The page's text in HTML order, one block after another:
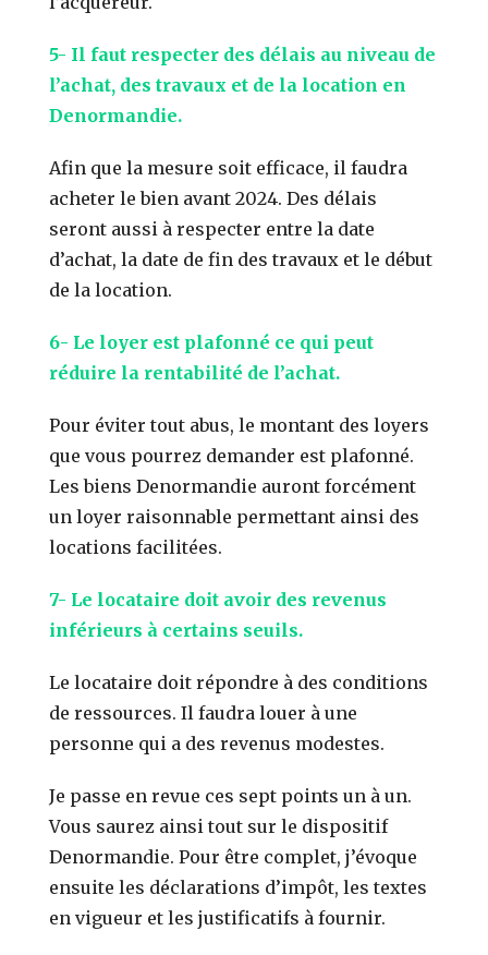
5- Il faut respecter des délais au niveau de
l’achat, des travaux et de la location en
Denormandie.
Afin que la mesure soit efficace, il faudra
acheter le bien avant 2024. Des délais
seront aussi à respecter entre la date
d’achat, la date de fin des travaux et le début
de la location.
6- Le loyer est plafonné ce qui peut
réduire la rentabilité de l’achat.
Pour éviter tout abus, le montant des loyers
que vous pourrez demander est plafonné.
Les biens Denormandie auront forcément
un loyer raisonnable permettant ainsi des
locations facilitées.
7- Le locataire doit avoir des revenus
inférieurs à certains seuils.
Le locataire doit répondre à des conditions
de ressources. Il faudra louer à une
personne qui a des revenus modestes.
Je passe en revue ces sept points un à un.
Vous saurez ainsi tout sur le dispositif
Denormandie. Pour être complet, j’évoque
ensuite les déclarations d’impôt, les textes
en vigueur et les justificatifs à fournir.